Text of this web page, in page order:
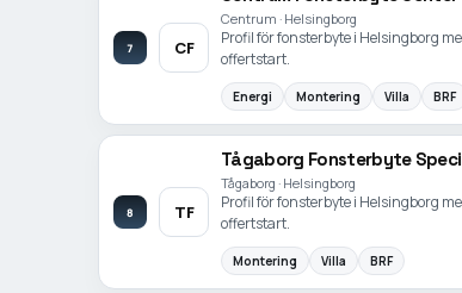
7 CF
Centrum · Helsingborg
Profil för fonsterbyte i Helsingborg
offertstart.
Energi Montering Villa BRF
8 TF
Tågaborg Fonsterbyte
Tågaborg · Helsingborg
Profil för fonsterbyte i Helsingborg
offertstart.
Montering Villa BRF